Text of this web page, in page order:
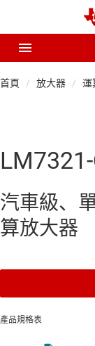
首頁 放大器 運
LM7321-
汽車級、
算放大器
產品規格表